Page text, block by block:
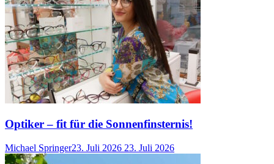
Optiker – fit für die Sonnenfinsternis!
Michael Springer23. Juli 2026 23. Juli 2026